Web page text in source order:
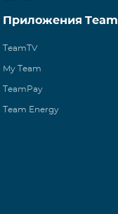
Приложения Team
TeamTV
My Team
TeamPay
Team Energy